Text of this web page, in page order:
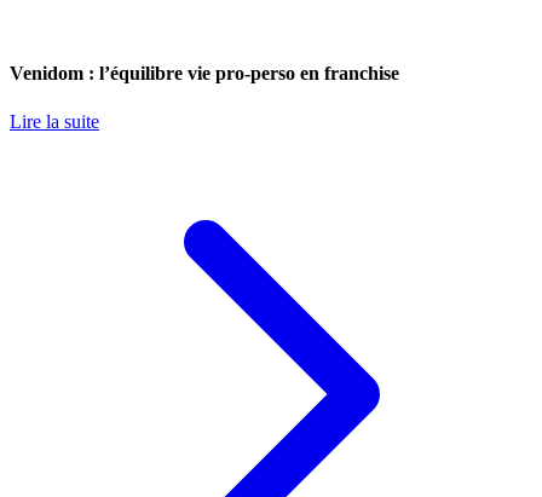
Venidom : l’équilibre vie pro-perso en franchise
Lire la suite